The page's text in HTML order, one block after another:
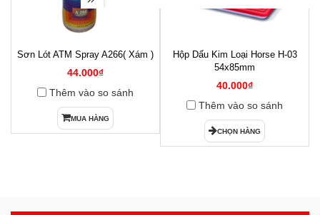
Sơn Lót ATM Spray A266( Xám )
44.000₫
Thêm vào so sánh
MUA HÀNG
Hộp Dấu Kim Loại Horse H-03
54x85mm
40.000₫
Thêm vào so sánh
CHỌN HÀNG